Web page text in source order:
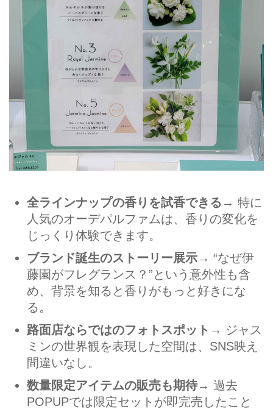
全ラインナップの香りを試香できる → 特に
人気のオーデパルファムは、香りの変化を
じっくり体験できます。
ブランド誕生のストーリー展示→ “なぜ伊
藤園がフレグランス？”という意外性も含
め、背景を知ると香りがもっと好きにな
る。
路面店ならではのフォトスポット → ジャス
ミンの世界観を表現した空間は、SNS映え
間違いなし。
数量限定アイテムの販売も期待→ 過去
POPUPでは限定セットが即完売したこと